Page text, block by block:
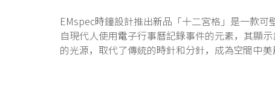
EMspec時鐘設計推出新品「十二宮格」是一款
自現代人使用電子行事曆記錄事件的元素，其顯
的光源，取代了傳統的時針和分針，成為空間中美